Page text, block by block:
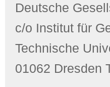
Deutsche
c/o Institut für
Technische
01062 Dresden